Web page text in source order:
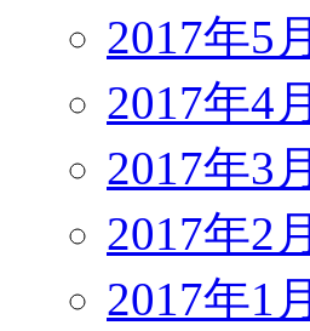
2017年5月
2017年4月
2017年3月
2017年2月
2017年1月